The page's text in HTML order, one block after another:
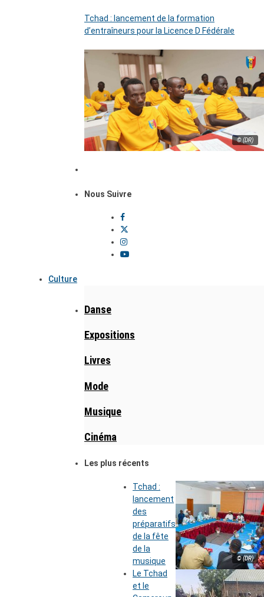
Tchad : lancement de la formation
d’entraîneurs pour la Licence D Fédérale
© (DR)
Nous Suivre
Culture
Danse
Expositions
Livres
Mode
Musique
Cinéma
Les plus récents
© (DR)
Tchad :
lancement
des
préparatifs
de la fête
de la
musique
Le Tchad
et le